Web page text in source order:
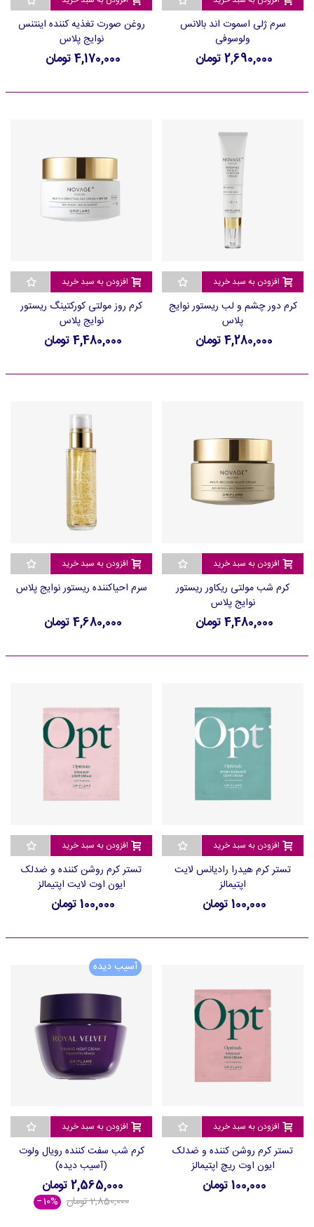
سرم ژلی اسموت اند بالانس
ولوسوفی
2,690,000 تومان
روغن صورت تغذیه کننده اینتنس
نوایج پلاس
4,170,000 تومان
افزودن به سبد خرید
کرم دور چشم و لب ریستور نوایج
پلاس
4,280,000 تومان
افزودن به سبد خرید
کرم روز مولتی کورکتینگ ریستور
نوایج پلاس
4,480,000 تومان
افزودن به سبد خرید
کرم شب مولتی ریکاور ریستور
نوایج پلاس
4,480,000 تومان
افزودن به سبد خرید
سرم احیاکننده ریستور نوایج پلاس
4,680,000 تومان
افزودن به سبد خرید
تستر کرم هیدرا رادیانس لایت
اپتیمالز
100,000 تومان
افزودن به سبد خرید
تستر کرم روشن کننده و ضدلک
ایون اوت لایت اپتیمالز
100,000 تومان
افزودن به سبد خرید
تستر کرم روشن کننده و ضدلک
ایون اوت ریچ اپتیمالز
100,000 تومان
آسیب دیده
افزودن به سبد خرید
کرم شب سفت کننده رویال ولوت
(آسیب دیده)
2,565,000 تومان
2,850,000 تومان ‎−10%